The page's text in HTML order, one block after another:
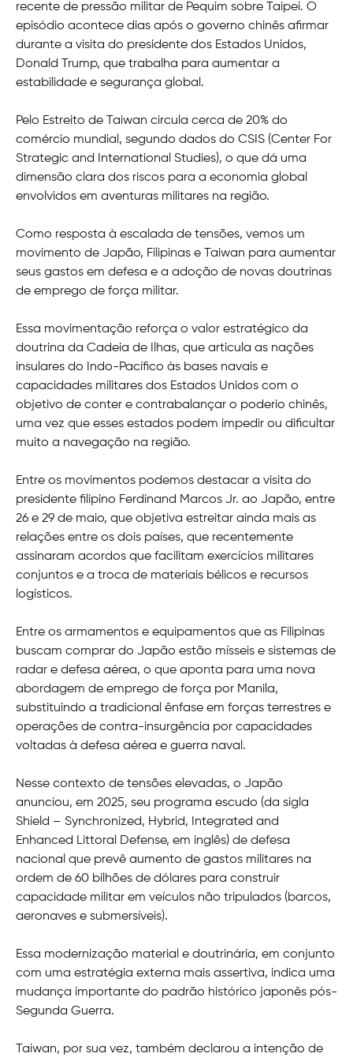
recente de pressão militar de Pequim sobre Taipei. O
episódio acontece dias após o governo chinês afirmar
durante a visita do presidente dos Estados Unidos,
Donald Trump, que trabalha para aumentar a
estabilidade e segurança global.
Pelo Estreito de Taiwan circula cerca de 20% do
comércio mundial, segundo dados do CSIS (Center For
Strategic and International Studies), o que dá uma
dimensão clara dos riscos para a economia global
envolvidos em aventuras militares na região.
Como resposta à escalada de tensões, vemos um
movimento de Japão, Filipinas e Taiwan para aumentar
seus gastos em defesa e a adoção de novas doutrinas
de emprego de força militar.
Essa movimentação reforça o valor estratégico da
doutrina da Cadeia de Ilhas, que articula as nações
insulares do Indo-Pacífico às bases navais e
capacidades militares dos Estados Unidos com o
objetivo de conter e contrabalançar o poderio chinês,
uma vez que esses estados podem impedir ou dificultar
muito a navegação na região.
Entre os movimentos podemos destacar a visita do
presidente filipino Ferdinand Marcos Jr. ao Japão, entre
26 e 29 de maio, que objetiva estreitar ainda mais as
relações entre os dois países, que recentemente
assinaram acordos que facilitam exercícios militares
conjuntos e a troca de materiais bélicos e recursos
logísticos.
Entre os armamentos e equipamentos que as Filipinas
buscam comprar do Japão estão mísseis e sistemas de
radar e defesa aérea, o que aponta para uma nova
abordagem de emprego de força por Manila,
substituindo a tradicional ênfase em forças terrestres e
operações de contra-insurgência por capacidades
voltadas à defesa aérea e guerra naval.
Nesse contexto de tensões elevadas, o Japão
anunciou, em 2025, seu programa escudo (da sigla
Shield – Synchronized, Hybrid, Integrated and
Enhanced Littoral Defense, em inglês) de defesa
nacional que prevê aumento de gastos militares na
ordem de 60 bilhões de dólares para construir
capacidade militar em veículos não tripulados (barcos,
aeronaves e submersíveis).
Essa modernização material e doutrinária, em conjunto
com uma estratégia externa mais assertiva, indica uma
mudança importante do padrão histórico japonês pós-
Segunda Guerra.
Taiwan, por sua vez, também declarou a intenção de